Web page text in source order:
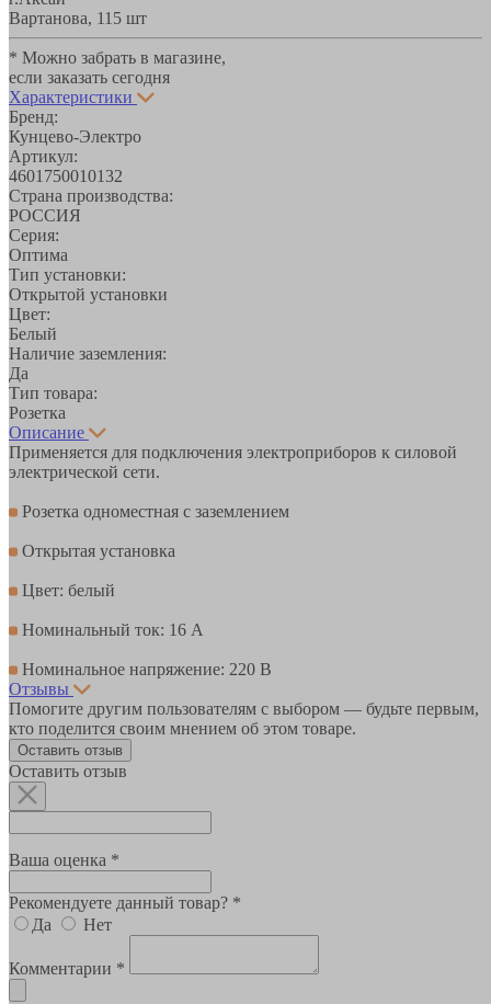
Вартанова, 11 5 шт
* Можно забрать в магазине,
если заказать сегодня
Характеристики
Бренд:
Кунцево-Электро
Артикул:
4601750010132
Страна производства:
РОССИЯ
Серия:
Оптима
Тип установки:
Открытой установки
Цвет:
Белый
Наличие заземления:
Да
Тип товара:
Розетка
Описание
Применяется для подключения электроприборов к силовой
электрической сети.
Розетка одноместная с заземлением
Открытая установка
Цвет: белый
Номинальный ток: 16 А
Номинальное напряжение: 220 В
Отзывы
Помогите другим пользователям с выбором — будьте первым,
кто поделится своим мнением об этом товаре.
Оставить отзыв
Оставить отзыв
Ваша оценка *
Рекомендуете данный товар? *
Да
Нет
Комментарии *